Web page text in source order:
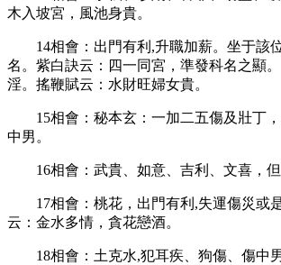
木入坡宮，風池身貴。
14相會：出門有利 ,升職加薪。坐于該
名。紫白訣云：四一同宮，準發科名之顯
淫。搖鞭賦云：水財旺婦女貴。
15相會：秘本玄：一加二五傷及壯丁
中男。
16相會：武貴、如意、吉利、文喜，但
17相會：桃花，出門有利 ,失運傷災或
云：金水多情，貪花戀酒。
18相會：土克水,犯耳疾、狗傷、傷中